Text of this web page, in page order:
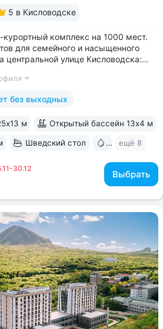
5 в Кисловодске
комплекс на 1000 мест.
для семейного и насыщенного
центральной улице Кисловодска:
трансфер до Курортного парка
без выходных
30.12
Выбрать
м Открытый бассейн 13x4 м
Шведский стол Бювет
ещё 8